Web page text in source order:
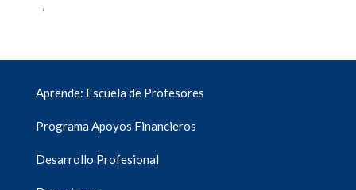
→
Aprende: Escuela de Profesores
Programa Apoyos Financieros
Desarrollo Profesional